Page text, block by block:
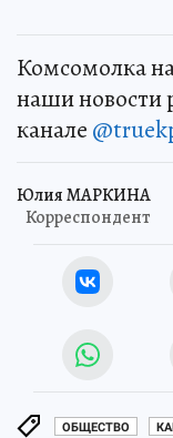
Комсомолка
наши новости
канале
Юлия МАРКИНА
Корреспондент
ОБЩЕСТВО